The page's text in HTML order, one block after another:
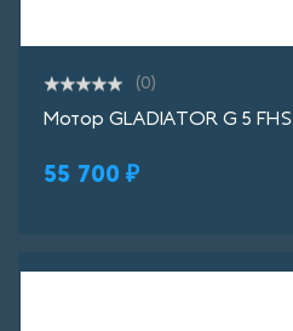
(0)
Мотор GLADIATOR G 5 FHS
55 700 ₽